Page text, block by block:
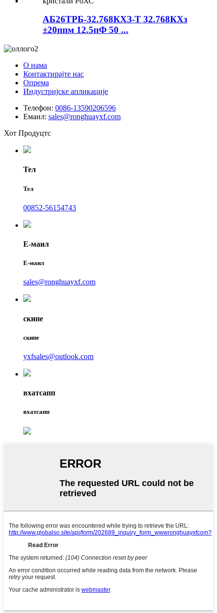
АБ26ТРБ-32.768КХЗ-Т 32.768КХз
±20ппм 12.5пФ 50 ...
О нама
Контактирајте нас
Опрема
Индустријске апликације
Телефон: 0086-13590206596
Емаил: sales@ronghuayxf.com
Хот Продуцтс
Тел
Тел
00852-56154743
Е-маил
Е-маил
sales@ronghuayxf.com
скипе
скипе
yxfsales@outlook.com
вхатсапп
вхатсапп